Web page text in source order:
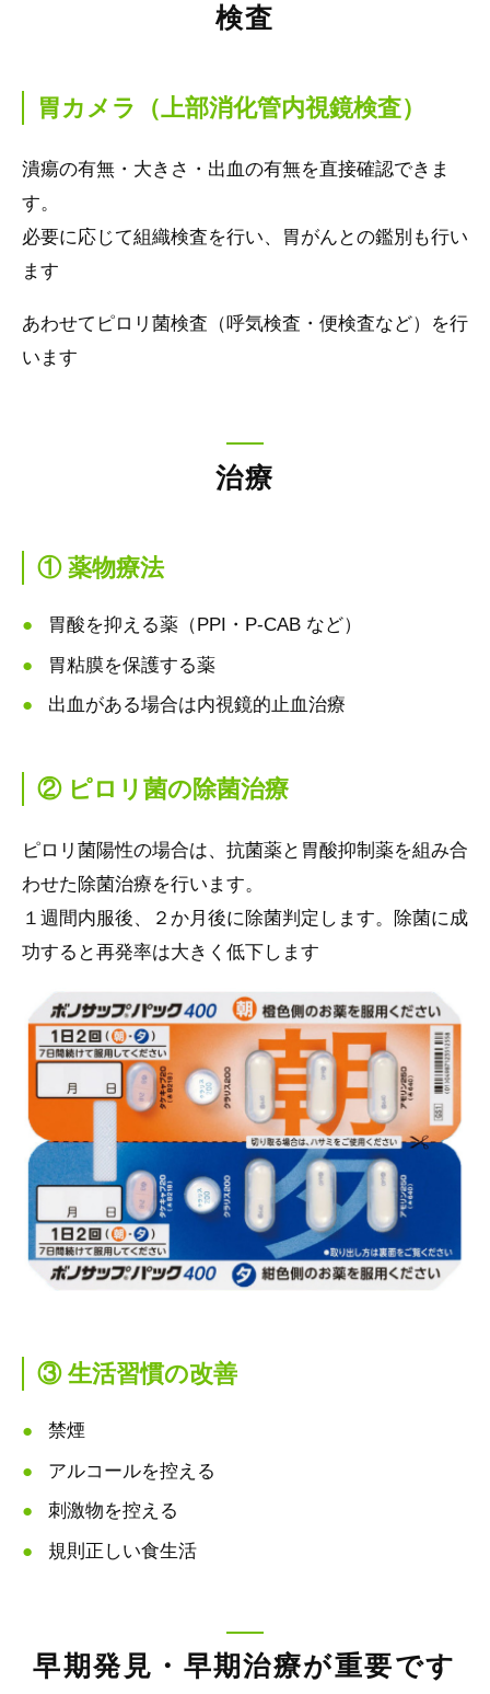
検査
胃カメラ（上部消化管内視鏡検査）
潰瘍の有無・大きさ・出血の有無を直接確認できま
す。
必要に応じて組織検査を行い、胃がんとの鑑別も行い
ます
あわせてピロリ菌検査（呼気検査・便検査など）を行
います
治療
① 薬物療法
胃酸を抑える薬（PPI・P-CAB など）
胃粘膜を保護する薬
出血がある場合は内視鏡的止血治療
② ピロリ菌の除菌治療
ピロリ菌陽性の場合は、抗菌薬と胃酸抑制薬を組み合
わせた除菌治療を行います。
１週間内服後、２か月後に除菌判定します。除菌に成
功すると再発率は大きく低下します
③ 生活習慣の改善
禁煙
アルコールを控える
刺激物を控える
規則正しい食生活
早期発見・早期治療が重要です